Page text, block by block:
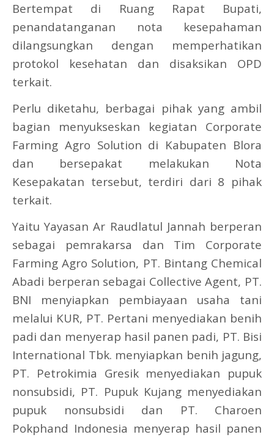
Bertempat di Ruang Rapat Bupati,
penandatanganan nota kesepahaman
dilangsungkan dengan memperhatikan
protokol kesehatan dan disaksikan OPD
terkait.
Perlu diketahu, berbagai pihak yang ambil
bagian menyukseskan kegiatan Corporate
Farming Agro Solution di Kabupaten Blora
dan bersepakat melakukan Nota
Kesepakatan tersebut, terdiri dari 8 pihak
terkait.
Yaitu Yayasan Ar Raudlatul Jannah berperan
sebagai pemrakarsa dan Tim Corporate
Farming Agro Solution, PT. Bintang Chemical
Abadi berperan sebagai Collective Agent, PT.
BNI menyiapkan pembiayaan usaha tani
melalui KUR, PT. Pertani menyediakan benih
padi dan menyerap hasil panen padi, PT. Bisi
International Tbk. menyiapkan benih jagung,
PT. Petrokimia Gresik menyediakan pupuk
nonsubsidi, PT. Pupuk Kujang menyediakan
pupuk nonsubsidi dan PT. Charoen
Pokphand Indonesia menyerap hasil panen